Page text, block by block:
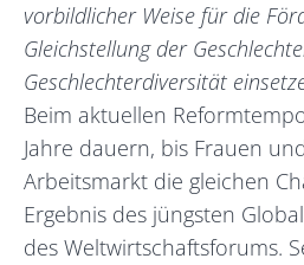
vorbildlicher Weise für die
Gleichstellung der
Geschlechterdiversität
Beim aktuellen
Jahre dauern, bis Frauen
Arbeitsmarkt die gleichen
Ergebnis des jüngsten
des Weltwirtschaftsforums.